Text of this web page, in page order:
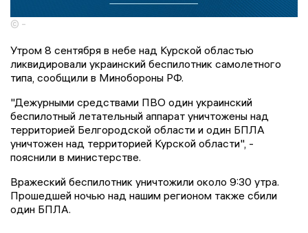
© -
Утром 8 сентября в небе над Курской областью
ликвидировали украинский беспилотник самолетного
типа, сообщили в Минобороны РФ.
"Дежурными средствами ПВО один украинский
беспилотный летательный аппарат уничтожены над
территорией Белгородской области и один БПЛА
уничтожен над территорией Курской области", -
пояснили в министерстве.
Вражеский беспилотник уничтожили около 9:30 утра.
Прошедшей ночью над нашим регионом также сбили
один БПЛА.